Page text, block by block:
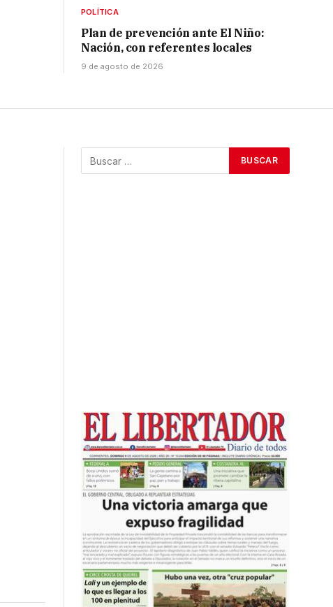
POLÍTICA
Plan de prevención ante El Niño:
Nación, con referentes locales
9 de agosto de 2026